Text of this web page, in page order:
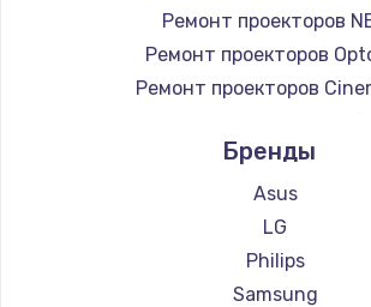
Ремонт проекторов
Ремонт проекторов
Ремонт проекторов
Ремонт проекторов
Ремонт проекторов
Ремонт проекторов
Ремонт проекторов
Ремонт проекторов
Бренды
Asus
LG
Philips
Samsung